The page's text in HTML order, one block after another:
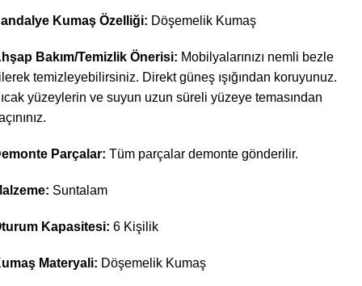
Kumaş Özelliği: Döşemelik Kumaş
Bakım/Temizlik Önerisi: Mobilyalarınızı nemli bezle
temizleyebilirsiniz. Direkt güneş ışığından koruyunuz.
yüzeylerin ve suyun uzun süreli yüzeye temasından
Parçalar: Tüm parçalar demonte gönderilir.
Suntalam
Kapasitesi: 6 Kişilik
Materyali: Döşemelik Kumaş